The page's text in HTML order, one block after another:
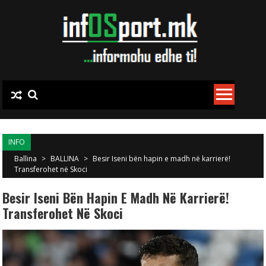
INFO
Ballina > BALLINA > Besir Iseni bën hapin e madh në karrierë!
Transferohet në Skoci
Besir Iseni Bën Hapin E Madh Në Karrierë!
Transferohet Në Skoci